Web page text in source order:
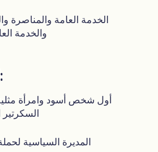
الخدمة العامة والمناصرة
والخدمة
الإنجازات البارزة:
أول شخص أسود وامرأة
المديرة السياسية